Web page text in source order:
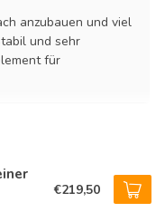
anzubauen und viel
und sehr
für
€219,50